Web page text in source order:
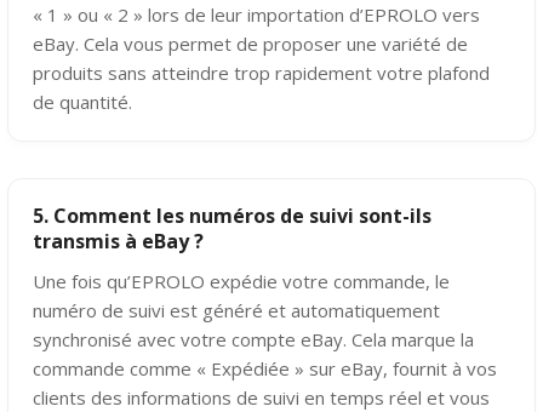
« 1 » ou « 2 » lors de leur importation d’EPROLO vers
eBay. Cela vous permet de proposer une variété de
produits sans atteindre trop rapidement votre plafond
de quantité.
5. Comment les numéros de suivi sont-ils
transmis à eBay ?
Une fois qu’EPROLO expédie votre commande, le
numéro de suivi est généré et automatiquement
synchronisé avec votre compte eBay. Cela marque la
commande comme « Expédiée » sur eBay, fournit à vos
clients des informations de suivi en temps réel et vous